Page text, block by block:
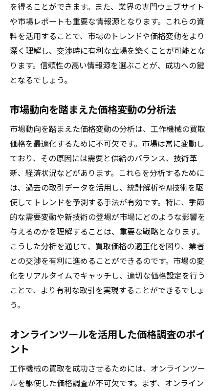
買取業者との事前相談で確認するべきポイ
ント
査定時に押さえる重要なポイントとは何か
査定前に準備しておくべき書類
査定に影響を与える機械の状態評価
正確な査定を受けるためのポイント
査定員に質問するべき重要事項
査定後の対応策と交渉の進め方
工作機械買取のプロセスを有利に進める実践的
な戦略
買取契約前に確認すべき法的事項
交渉を有利に進めるためのプレゼンテーシ
ョン
買取プロセスをスムーズに進めるための事
前準備
競合業者を利用した戦略的交渉術
市場調査を活用した価格交渉のテクニック
買取前に必要な資産評価と管理手法
取引条件を明確にするための準備事項
損失を最小限にするためのリスク管理
を得ることができます。また、業界の専門ウェブサイト
や市場レポートも重要な情報源となります。これらの資
料を活用することで、市場のトレンドや価格変動をより
深く理解し、交渉時に有利な立場を築くことが可能とな
ります。信頼性の高い情報源を選ぶことが、成功への鍵
となるでしょう。
市場動向を踏まえた価格変動の分析法
市場動向を踏まえた価格変動の分析は、工作機械の買取
価格を最適化するために不可欠です。市場は常に変動し
ており、その原因には需要と供給のバランス、技術革
新、経済状況などがあります。これらを分析するために
は、過去の取引データを活用し、統計解析やAI技術を駆
使してトレンドを予測する手法が有効です。特に、季節
的な需要変動や新技術の登場が市場にどのような影響を
与えるのかを理解することは、重要な戦略となります。
こうした分析を通じて、買取価格の適正化を図り、業者
との交渉を有利に進めることができるのです。市場の変
化をリアルタイムでキャッチし、適切な価格設定を行う
ことで、より有利な取引を実現することができるでしょ
う。
オンラインツールを活用した価格調査のポイ
ント
工作機械の買取を成功させるためには、オンラインツー
ルを駆使した価格調査が不可欠です。まず、オンライン